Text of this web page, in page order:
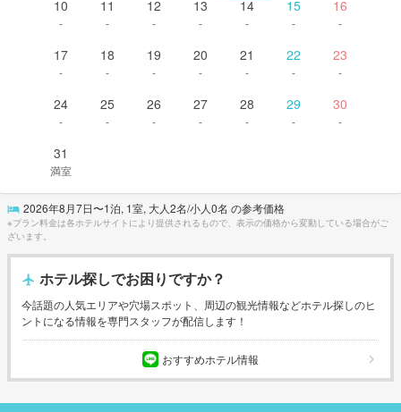
10
-
11
-
12
-
13
-
14
-
15
-
16
-
17
-
18
-
19
-
20
-
21
-
22
-
23
-
24
-
25
-
26
-
27
-
28
-
29
-
30
-
31
満室
2026年8月7日〜1泊, 1室, 大人2名/小人0名 の参考価格
※プラン料金は各ホテルサイトにより提供されるもので、表示の価格から変動している場合がご
ざいます。
ホテル探しでお困りですか？
今話題の人気エリアや穴場スポット、周辺の観光情報などホテル探しのヒ
ントになる情報を専門スタッフが配信します！
おすすめホテル情報